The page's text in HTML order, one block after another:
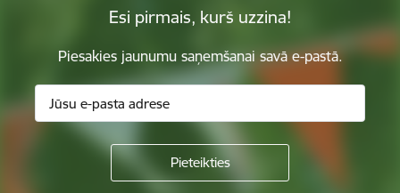
Esi pirmais, kurš uzzina!
Piesakies jaunumu saņemšanai savā e-pastā.